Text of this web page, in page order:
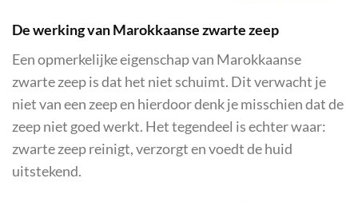
De werking van Marokkaanse zwarte zeep
Een opmerkelijke eigenschap van Marokkaanse
zwarte zeep is dat het niet schuimt. Dit verwacht je
niet van een zeep en hierdoor denk je misschien dat de
zeep niet goed werkt. Het tegendeel is echter waar:
zwarte zeep reinigt, verzorgt en voedt de huid
uitstekend.